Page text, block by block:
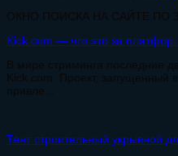
ОКНО ПОИСКА НА САЙТЕ ПО
Kick.com — что это за
В мире стриминга последние
Kick.com. Проект, запущенный
привле...
Тент строительный укрывной